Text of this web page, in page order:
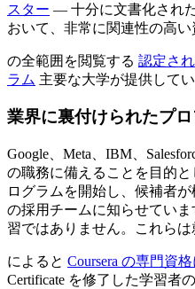
スター — 十分に文書化され
おいて、非常に関連性の高い
の全範囲を閲覧する 認定さ
ラム 主要な大学が提供して
業界に裏付けられたプ
Google、Meta、IBM、
の職務に備えることを目的
ログラムを開始し、候補者
の採用チームに知らせてい
習ではありません。これらは
によると Coursera の専門資
Certificate を修了した学習者